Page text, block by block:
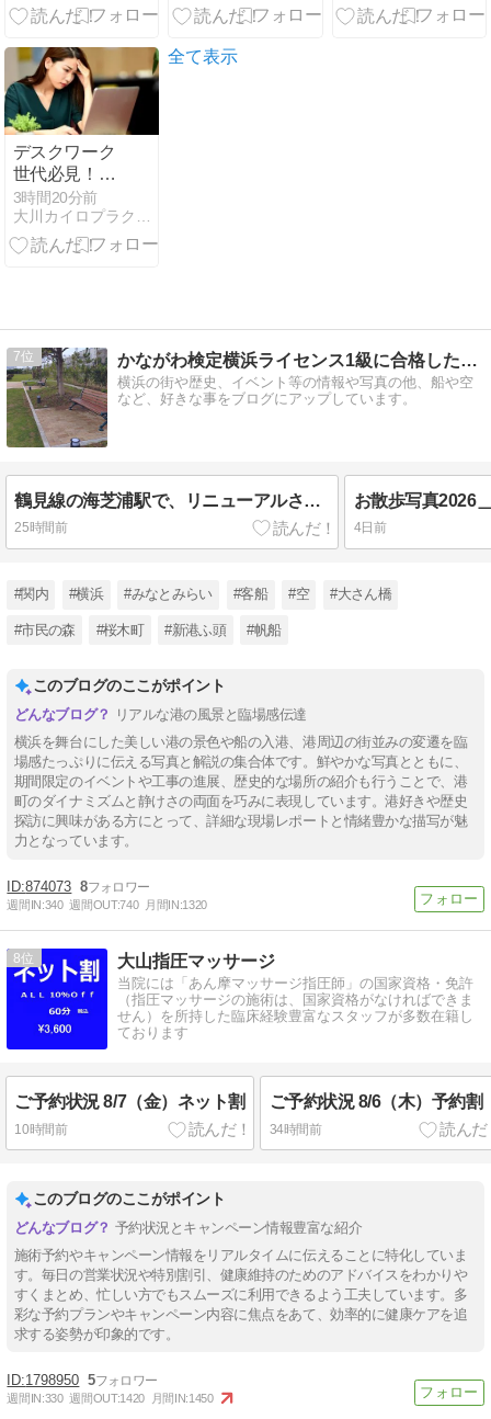
震別の選び方
サインとは？
どうなるの？
き
デスクワーク
世代必見！頭
痛が起こる意
外な原因とは
3時間20分前
全て表示
7 かながわ検定横浜ライセンス1級に合格したのでブログ続けて…
横浜の街や歴史、イベント等の情報や写真の他、船や空
など、好きな事をブログにアップしています。
鶴見線の海芝浦駅で、リニューアルされた海芝公園を独り占めして海を眺める。
25時間前 4日前
#関内 #横浜 #みなとみらい #客船 #空 #大さん橋
#市民の森 #桜木町 #新港ふ頭 #帆船
このブログのここがポイント
リアルな港の風景と臨場感伝達
横浜を舞台にした美しい港の景色や船の入港、港周辺の街並みの変遷を臨
場感たっぷりに伝える写真と解説の集合体です。鮮やかな写真とともに、
期間限定のイベントや工事の進展、歴史的な場所の紹介も行うことで、港
町のダイナミズムと静けさの両面を巧みに表現しています。港好きや歴史
探訪に興味がある方にとって、詳細な現場レポートと情緒豊かな描写が魅
力となっています。
874073 8
週間IN:340 週間OUT:740 月間IN:1320
8 大山指圧マッサージ
当院には「あん摩マッサージ指圧師」の国家資格・免許
（指圧マッサージの施術は、国家資格がなければできま
せん）を所持した臨床経験豊富なスタッフが多数在籍し
ております
ご予約状況 8/7（金）ネット割
10時間前
ご予約状況 8/6（木）予約割
34時間前
このブログのここがポイント
予約状況とキャンペーン情報豊富な紹介
施術予約やキャンペーン情報をリアルタイムに伝えることに特化していま
す。毎日の営業状況や特別割引、健康維持のためのアドバイスをわかりや
すくまとめ、忙しい方でもスムーズに利用できるよう工夫しています。多
彩な予約プランやキャンペーン内容に焦点をあて、効率的に健康ケアを追
求する姿勢が印象的です。
1798950 5
週間IN:330 週間OUT:1420 月間IN:1450